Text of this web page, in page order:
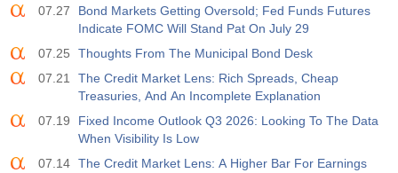
Baker Hughes Ölplattformzählung
Akt
Erw
Vorh
451
17:00
Baker Hughes US, Gesamtzahl der Ölförderanlagen
Erw
588
07.27
Bond Markets Getting Oversold; Fed Funds Futures
Indicate FOMC Will Stand Pat On July 29
07.25
Thoughts From The Municipal Bond Desk
07.21
The Credit Market Lens: Rich Spreads, Cheap
Treasuries, And An Incomplete Explanation
07.19
Fixed Income Outlook Q3 2026: Looking To The Data
When Visibility Is Low
07.14 The Credit Market Lens: A Higher Bar For Earnings